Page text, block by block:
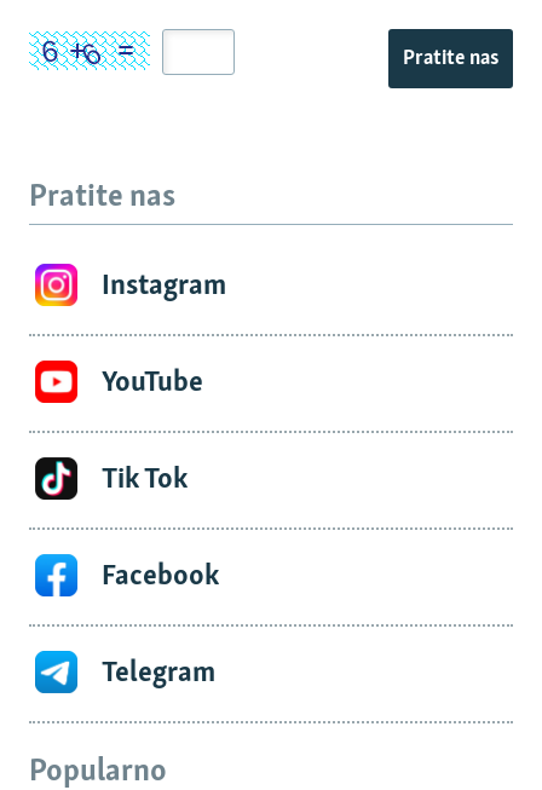
Pratite nas
Pratite nas
Instagram
YouTube
Tik Tok
Facebook
Telegram
Popularno